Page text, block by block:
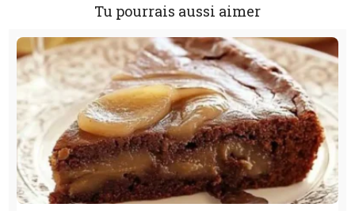
Tu pourrais aussi aimer